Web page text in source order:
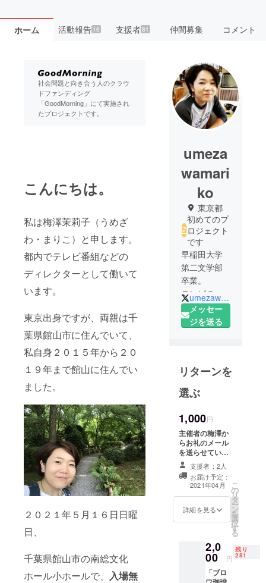
ホーム 活動報告16 支援者81 仲間募集 コメント
社会問題と向き合う人のクラウ
ドファンディング
「GoodMorning」にて実施され
たプロジェクトです。
こんにちは。
私は梅澤茉莉子（うめざ
わ・まりこ）と申します。
都内でテレビ番組などの
ディレクターとして働いて
います。
東京出身ですが、両親は千
葉県館山市に住んでいて、
私自身２０１５年から２０
１９年まで館山に住んでい
ました。
２０２１年５月１６日日曜
日、
千葉県館山市の南総文化
ホール小ホールで、 入場無
umeza
wamari
ko
東京都
初めてのプ
ロジェクト
です
早稲田大学
第二文学部
卒業。
テレビの報
道番組など
をメインに
仕事では事
件・事故・
数々の現場
を取材して
きました。
人に会って
話を聞くこ
と、
がないこと
が好きで
umezawamari
メッセー
ジを送る
リターンを
選ぶ
1,000円
主催者の梅澤か
らお礼のメール
を送らせていた
だきます。
支援者：2人
お届け予定：
2021年04月
詳細を見る
こ
の
リ
タ
ー
ン
を
選
択
す
る
2,0
00 円
残り
281
「ブロ